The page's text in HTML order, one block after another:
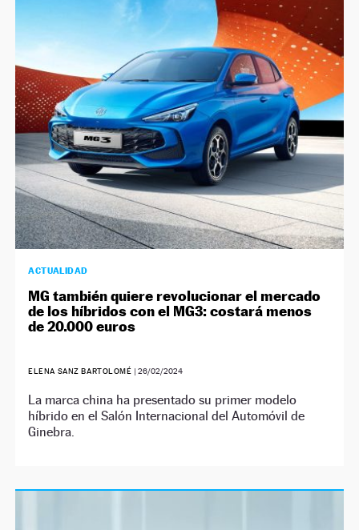
ACTUALIDAD
MG también quiere revolucionar el mercado
de los híbridos con el MG3: costará menos
de 20.000 euros
ELENA SANZ BARTOLOMÉ | 26/02/2024
La marca china ha presentado su primer modelo
híbrido en el Salón Internacional del Automóvil de
Ginebra.